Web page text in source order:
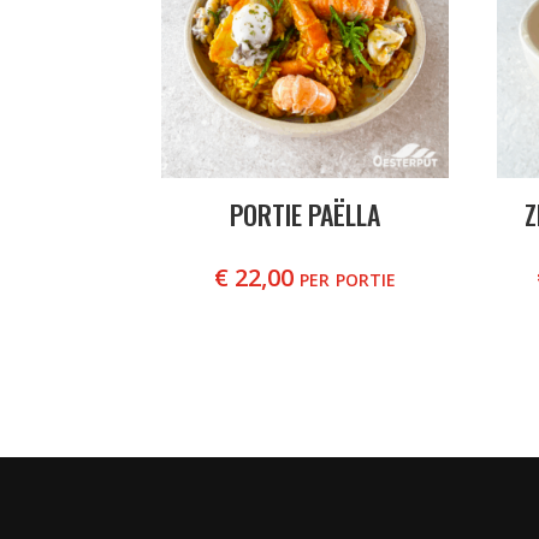
PORTIE PAËLLA
€22,00 per portie